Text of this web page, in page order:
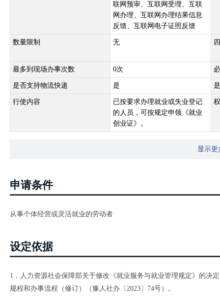
联网预审、互联网受理、互联
网办理、互联网办理结果信息
反馈、互联网电子证照反馈
数量限制 无
最多到现场办事次数 0次
是否支持物流快递 是
行使内容
已按要求办理就业或失业登记
的人员，可按规定申领《就业
创业证》。
显示更
申请条件
从事个体经营或灵活就业的劳动者
设定依据
1．人力资源社会保障部关于修改《就业服务与就业管理规定》的决
规程和办事流程（修订）（豫人社办〔2023〕74号）。